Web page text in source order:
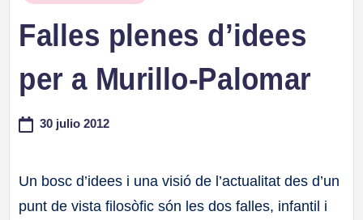
Falles plenes d’idees
per a Murillo-Palomar
30 julio 2012
Un bosc d’idees i una visió de l’actualitat des d’un
punt de vista filosòfic són les dos falles, infantil i